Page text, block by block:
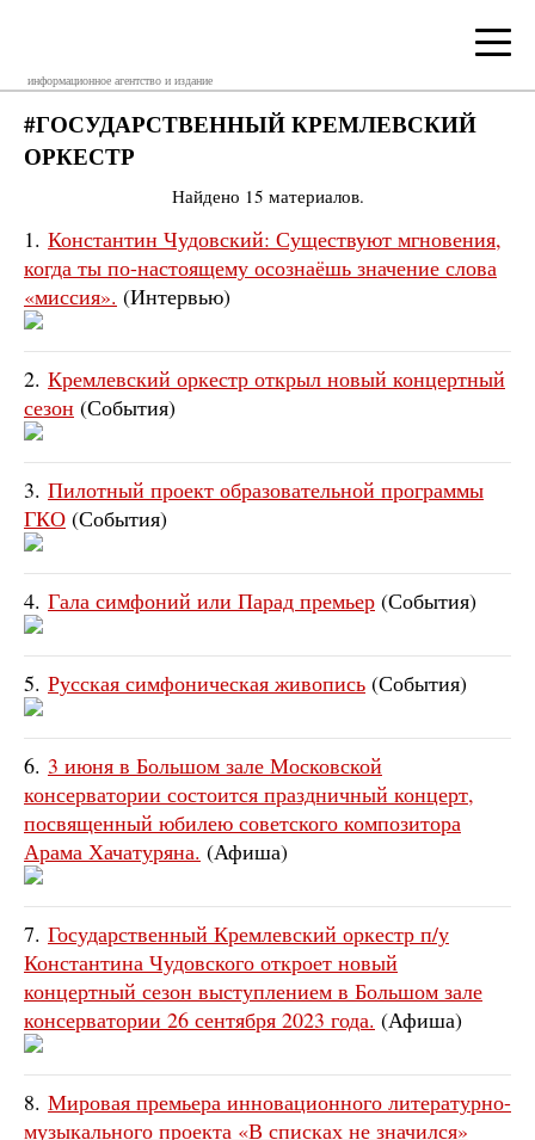
информационное агентство и издание
#ГОСУДАРСТВЕННЫЙ КРЕМЛЕВСКИЙ
ОРКЕСТР
Найдено 15 материалов.
1. Константин Чудовский: Существуют мгновения,
когда ты по-настоящему осознаёшь значение слова
«миссия». (Интервью)
2. Кремлевский оркестр открыл новый концертный
сезон (События)
3. Пилотный проект образовательной программы
ГКО (События)
4. Гала симфоний или Парад премьер (События)
5. Русская симфоническая живопись (События)
6. 3 июня в Большом зале Московской
консерватории состоится праздничный концерт,
посвященный юбилею советского композитора
Арама Хачатуряна. (Афиша)
7. Государственный Кремлевский оркестр п/у
Константина Чудовского откроет новый
концертный сезон выступлением в Большом зале
консерватории 26 сентября 2023 года. (Афиша)
8. Мировая премьера инновационного литературно-
музыкального проекта «В списках не значился»